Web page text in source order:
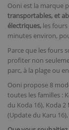
Ooni est la marque
transportables, et
électriques, les
minutes environ,
Parce que les fours
profiter non
parc, à la plage ou
Ooni propose 8
toutes les familles :
du Koda 16), Koda
(Update du Karu